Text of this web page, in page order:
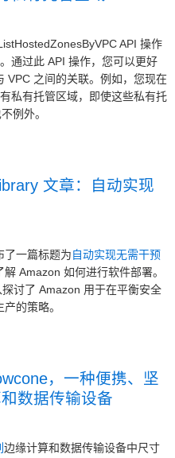
API 操作
通过此 API 操作，您可以更好
VPC 之间的关联。例如，您现在
私有托管区域，即使这些私有托
例外。
文章：自动实现
了一篇标题为自动实现无需干预
Amazon 如何进行软件部署。
讨了 Amazon 用于在平衡安全
的策略。
，一种便携、坚
数据传输设备
边缘计算和数据传输设备中尺寸